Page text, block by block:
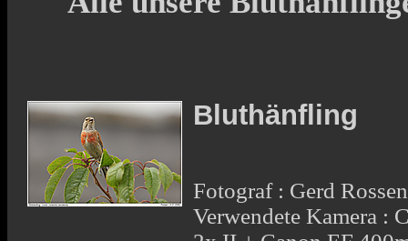
Bluthänfling
Fotograf : Gerd Rossen
Verwendete Kamera :